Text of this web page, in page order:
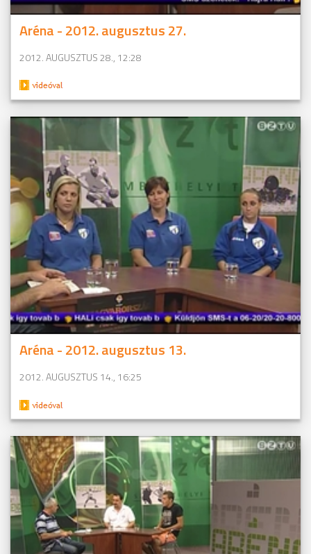
Aréna - 2012. augusztus 27.
2012. AUGUSZTUS 28., 12:28
Aréna - 2012. augusztus 13.
2012. AUGUSZTUS 14., 16:25